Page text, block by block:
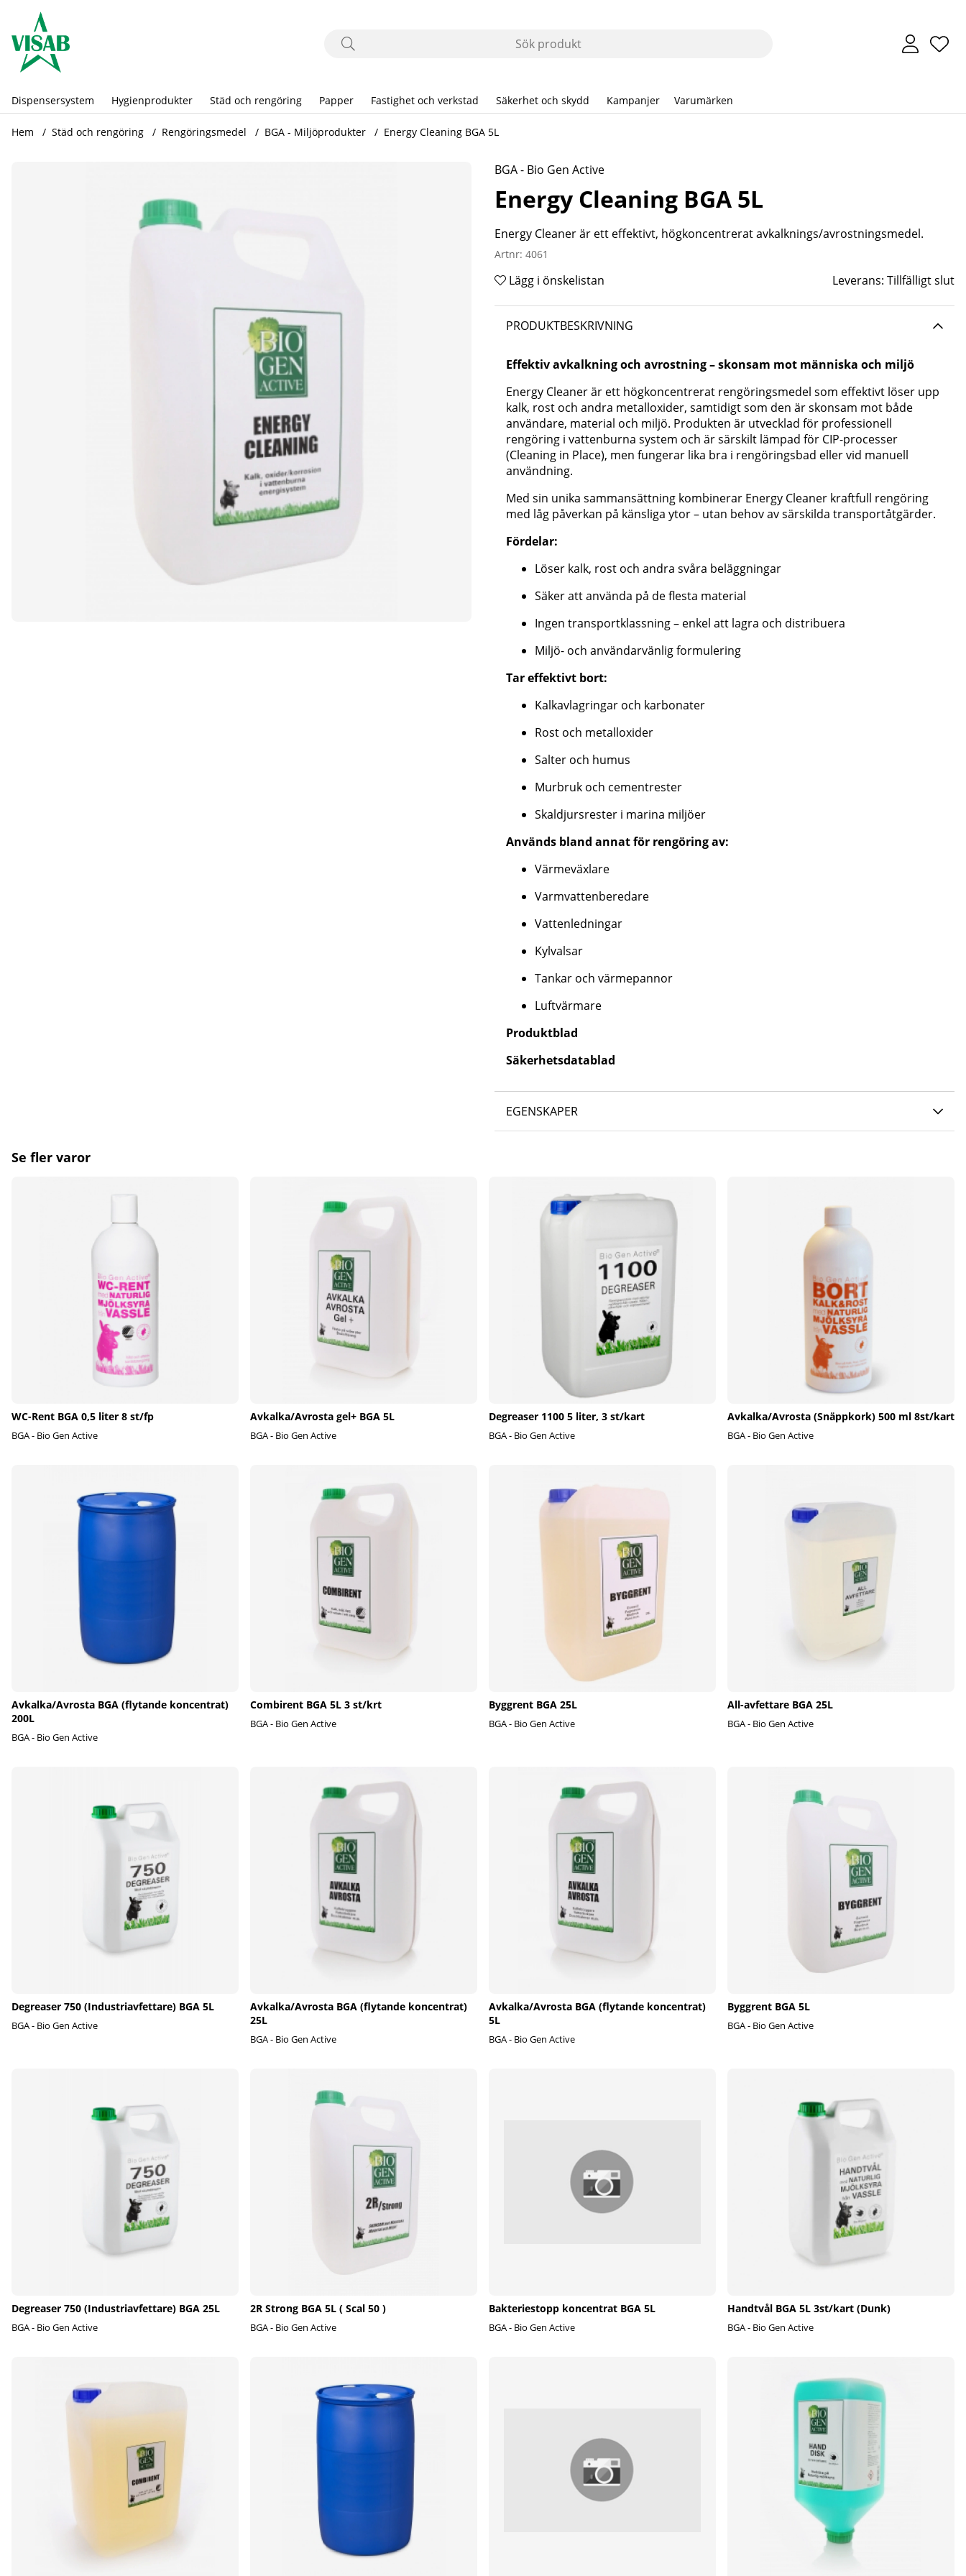
.
Dispensersystem Hygienprodukter Städ och rengöring Papper Fastighet och verkstad Säkerhet och skydd Kampanjer Varumärken
Hem Städ och rengöring Rengöringsmedel BGA - Miljöprodukter Energy Cleaning BGA 5L
BGA - Bio Gen Active
Energy Cleaning BGA 5L
Energy Cleanerär ett effektivt, högkoncentrerat avkalknings/avrostningsmedel.
Artnr: 4061
Lägg i önskelistan Leverans: Tillfälligt slut
PRODUKTBESKRIVNING
Effektiv avkalkning och avrostning – skonsam mot människa och miljö
Energy Cleaner är ett högkoncentrerat rengöringsmedel som effektivt löser upp
kalk, rost och andra metalloxider, samtidigt som den är skonsam mot både
användare, material och miljö. Produkten är utvecklad för professionell
rengöring i vattenburna system och är särskilt lämpad för CIP-processer
(Cleaning in Place), men fungerar lika bra i rengöringsbad eller vid manuell
användning.
Med sin unika sammansättning kombinerar Energy Cleaner kraftfull rengöring
med låg påverkan på känsliga ytor – utan behov av särskilda transportåtgärder.
Fördelar:
Löser kalk, rost och andra svåra beläggningar
Säker att använda på de flesta material
Ingen transportklassning – enkel att lagra och distribuera
Miljö- och användarvänlig formulering
Tar effektivt bort:
Kalkavlagringar och karbonater
Rost och metalloxider
Salter och humus
Murbruk och cementrester
Skaldjursrester i marina miljöer
Används bland annat för rengöring av:
Värmeväxlare
Varmvattenberedare
Vattenledningar
Kylvalsar
Tankar och värmepannor
Luftvärmare
Produktblad
Säkerhetsdatablad
EGENSKAPER
Se fler varor
WC-Rent BGA 0,5 liter 8 st/fp
BGA - Bio Gen Active
Avkalka/Avrosta gel+ BGA 5L
BGA - Bio Gen Active
Degreaser 1100 5 liter, 3 st/kart
BGA - Bio Gen Active
Avkalka/Avrosta (Snäppkork) 500 ml 8st/kart
BGA - Bio Gen Active
Avkalka/Avrosta BGA (flytande koncentrat)
200L
BGA - Bio Gen Active
Combirent BGA 5L 3 st/krt
BGA - Bio Gen Active
Byggrent BGA 25L
BGA - Bio Gen Active
All-avfettare BGA 25L
BGA - Bio Gen Active
Degreaser 750 (Industriavfettare) BGA 5L
BGA - Bio Gen Active
Avkalka/Avrosta BGA (flytande koncentrat)
25L
BGA - Bio Gen Active
Avkalka/Avrosta BGA (flytande koncentrat)
5L
BGA - Bio Gen Active
Byggrent BGA 5L
BGA - Bio Gen Active
Degreaser 750 (Industriavfettare) BGA 25L
BGA - Bio Gen Active
2R Strong BGA 5L ( Scal 50 )
BGA - Bio Gen Active
Bakteriestopp koncentrat BGA 5L
BGA - Bio Gen Active
Handtvål BGA 5L 3st/kart (Dunk)
BGA - Bio Gen Active